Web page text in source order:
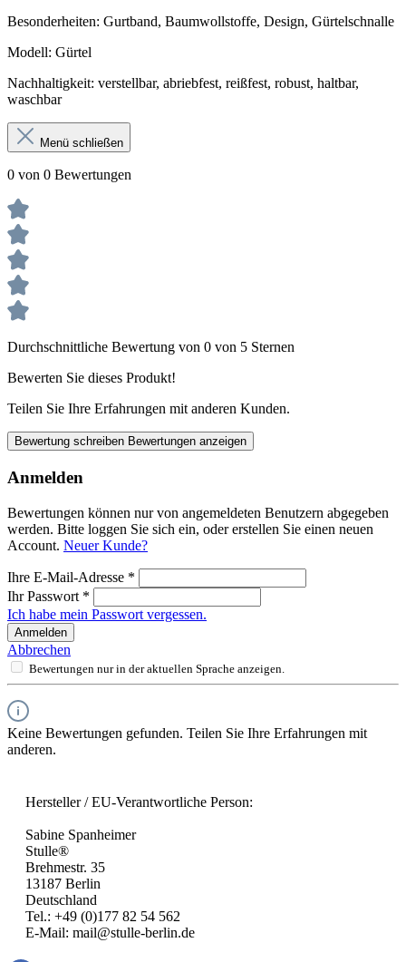
Besonderheiten: Gurtband, Baumwollstoffe, Design, Gürtelschnalle
Modell: Gürtel
Nachhaltigkeit: verstellbar, abriebfest, reißfest, robust, haltbar,
waschbar
Menü schließen
0 von 0 Bewertungen
Durchschnittliche Bewertung von 0 von 5 Sternen
Bewerten Sie dieses Produkt!
Teilen Sie Ihre Erfahrungen mit anderen Kunden.
Bewertung schreiben Bewertungen anzeigen
Anmelden
Bewertungen können nur von angemeldeten Benutzern abgegeben
werden. Bitte loggen Sie sich ein, oder erstellen Sie einen neuen
Account. Neuer Kunde?
Ihre E-Mail-Adresse *
Ihr Passwort *
Ich habe mein Passwort vergessen.
Anmelden
Abbrechen
Bewertungen nur in der aktuellen Sprache anzeigen.
Keine Bewertungen gefunden. Teilen Sie Ihre Erfahrungen mit
anderen.
Hersteller / EU-Verantwortliche Person:
Sabine Spanheimer
Stulle®
Brehmestr. 35
13187 Berlin
Deutschland
Tel.: +49 (0)177 82 54 562
E-Mail: mail@stulle-berlin.de